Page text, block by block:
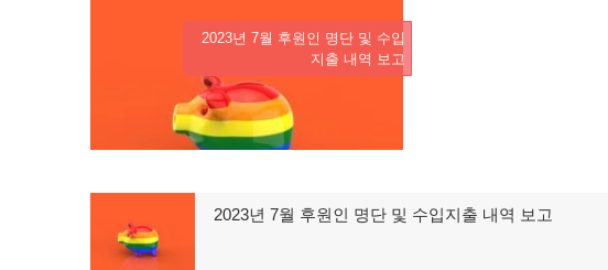
2023년 7월 후원인 명단 및 수입
지출 내역 보고
전
2023년 7월 후원인 명단 및 수입지출 내역 보고